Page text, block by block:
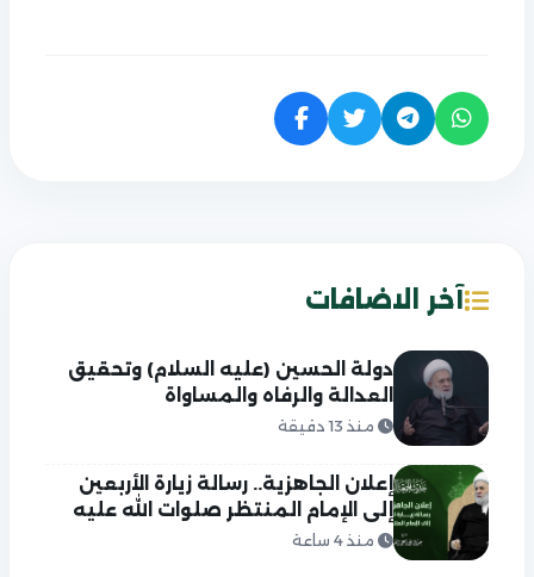
آخر الاضافات
دولة الحسين (عليه السلام) وتحقيق
العدالة والرفاه والمساواة
منذ 13 دقيقة
إعلان الجاهزية.. رسالة زيارة الأربعين
إلى الإمام المنتظر صلوات الله عليه
منذ 4 ساعة